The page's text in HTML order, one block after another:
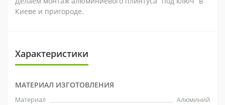
Киеве и пригороде.
Характеристики
МАТЕРИАЛ ИЗГОТОВЛЕНИЯ
Материал
Алюминий